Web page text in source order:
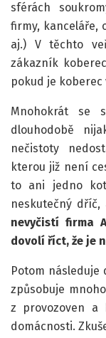
sférách
firmy, kanceláře,
aj.) V těchto
zákazník
pokud je koberec
Mnohokrát se
dlouhodobě
nečistoty
kterou již není
to ani jedno
neskutečný dříč,
nevyčistí firma
dovolí říct, že je
Potom
způsobuje
z provozoven a
domácnosti.